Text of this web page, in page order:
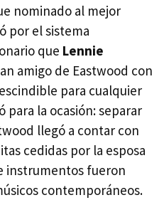
nominado al mejor
por el sistema
que Lennie
amigo de Eastwood con
para cualquier
la ocasión: separar
llegó a contar con
cedidas por la esposa
instrumentos fueron
contemporáneos.